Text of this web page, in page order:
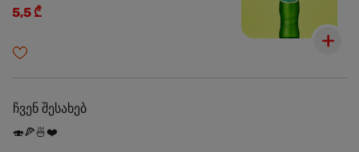
5,5 ₾
ჩვენ შესახებ
🍣🍕🍜❤️